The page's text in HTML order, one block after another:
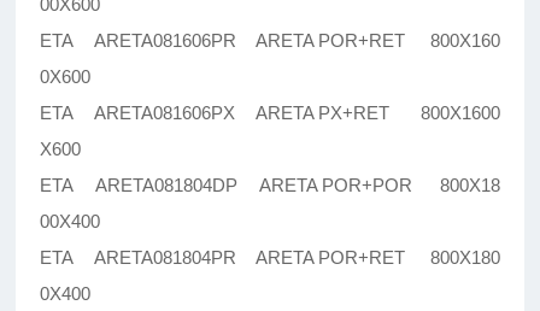
00X600
ETA ARETA081606PR ARETA POR+RET 800X160
0X600
ETA ARETA081606PX ARETA PX+RET 800X1600
X600
ETA ARETA081804DP ARETA POR+POR 800X18
00X400
ETA ARETA081804PR ARETA POR+RET 800X180
0X400